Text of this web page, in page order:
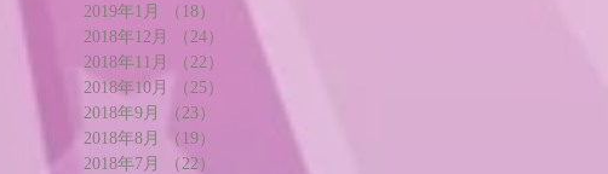
2019年1月
（18）
2018年12月
（24）
2018年11月
（22）
2018年10月
（25）
2018年9月
（23）
2018年8月
（19）
2018年7月
（22）